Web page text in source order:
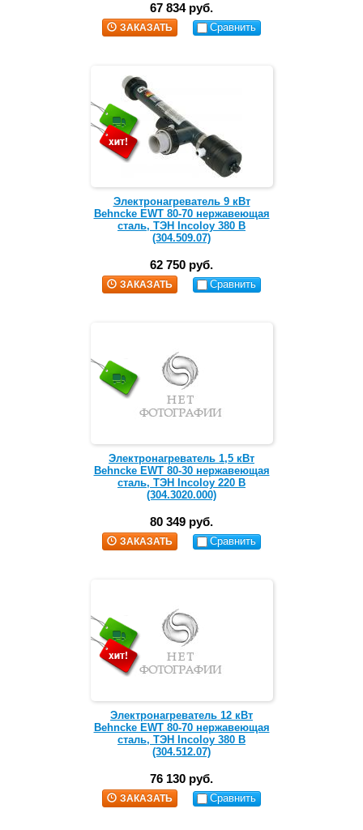
67 834 руб.
ЗАКАЗАТЬ Сравнить
Электронагреватель 9 кВт
Behncke EWT 80-70 нержавеющая
сталь, ТЭН Incoloy 380 В
(304.509.07)
62 750 руб.
ЗАКАЗАТЬ Сравнить
Электронагреватель 1,5 кВт
Behncke EWT 80-30 нержавеющая
сталь, ТЭН Incoloy 220 В
(304.3020.000)
80 349 руб.
ЗАКАЗАТЬ Сравнить
Электронагреватель 12 кВт
Behncke EWT 80-70 нержавеющая
сталь, ТЭН Incoloy 380 В
(304.512.07)
76 130 руб.
ЗАКАЗАТЬ Сравнить